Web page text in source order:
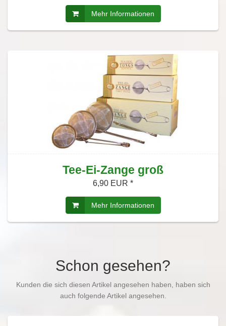
Mehr Informationen
Tee-Ei-Zange groß
6,90 EUR *
Mehr Informationen
Schon gesehen?
Kunden die sich diesen Artikel angesehen haben, haben sich
auch folgende Artikel angesehen.